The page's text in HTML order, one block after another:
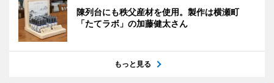
陳列台にも秩父産材を使用。製作は横瀬町
「たてラボ」の加藤健太さん
もっと見る